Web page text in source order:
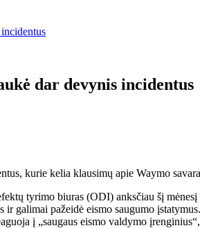
dar devynis incidentus
kurie kelia klausimų apie Waymo
tyrimo biuras (ODI) anksčiau šį
galimai pažeidė eismo saugumo
į „saugaus eismo valdymo